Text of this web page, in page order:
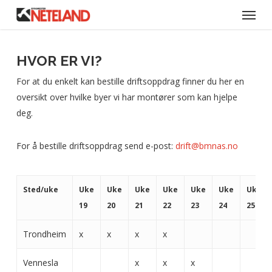
content
Meny
HVOR ER VI?
For at du enkelt kan bestille driftsoppdrag finner du her en
oversikt over hvilke byer vi har montører som kan hjelpe
deg.
For å bestille driftsoppdrag send e-post: drift@bmnas.no
Sted/uke
Uke
19
Uke
20
Uke
21
Uke
22
Uke
23
Uke
24
Uke
25
Trondheim x x x x
Vennesla x x x